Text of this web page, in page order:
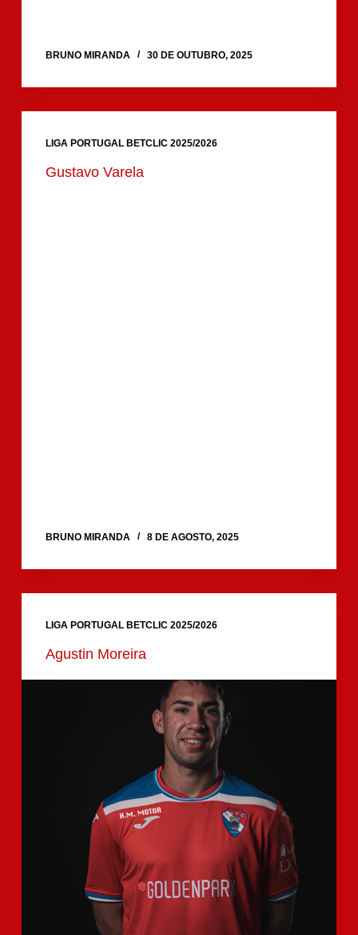
BRUNO MIRANDA 30 DE OUTUBRO, 2025
LIGA PORTUGAL BETCLIC 2025/2026
Gustavo Varela
BRUNO MIRANDA 8 DE AGOSTO, 2025
LIGA PORTUGAL BETCLIC 2025/2026
Agustin Moreira